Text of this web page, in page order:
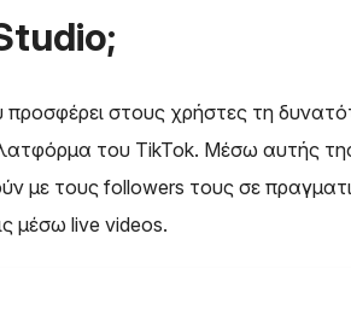
προσφέρει στους χρήστες τη
του TikTok. Μέσω αυτής
με τους followers τους σε
μέσω live videos.